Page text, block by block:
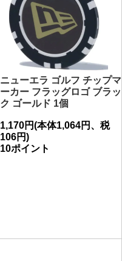
ニューエラ ゴルフ チップマ
ーカー フラッグロゴ ブラッ
ク ゴールド 1個
1,170円(本体1,064円、税
106円)
10ポイント